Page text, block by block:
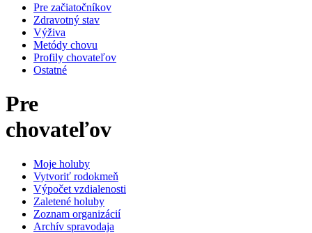
Pre začiatočníkov
Zdravotný stav
Výživa
Metódy chovu
Profily chovateľov
Ostatné
Pre
chovateľov
Moje holuby
Vytvoriť rodokmeň
Výpočet vzdialenosti
Zaletené holuby
Zoznam organizácií
Archív spravodaja